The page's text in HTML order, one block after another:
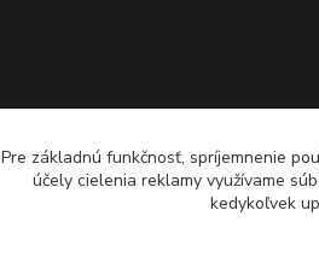
Pre základnú funkčnosť, spríjemnenie
účely cielenia reklamy využívame
kedykoľvek